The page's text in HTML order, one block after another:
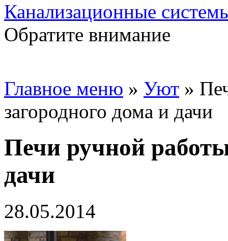
Канализационные
Обратите внимание
Главное меню » Уют »
загородного дома и дачи
Печи ручной
дачи
28.05.2014